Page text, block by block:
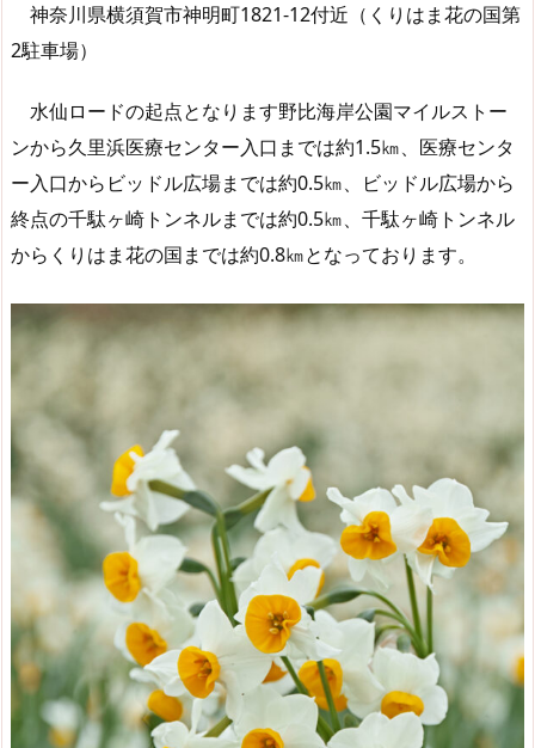
神奈川県横須賀市神明町1821-12付近（くりはま花の国第
2駐車場）
水仙ロードの起点となります野比海岸公園マイルストー
ンから久里浜医療センター入口までは約1.5㎞、医療センタ
ー入口からビッドル広場までは約0.5㎞、ビッドル広場から
終点の千駄ヶ崎トンネルまでは約0.5㎞、千駄ヶ崎トンネル
からくりはま花の国までは約0.8㎞となっております。